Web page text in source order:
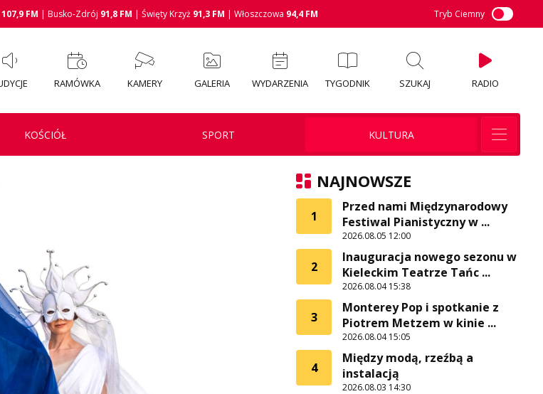
107,9 FM | Busko-Zdrój 91,8 FM | Święty Krzyż 91,3 FM | Włoszczowa 94,4 FM Tryb Ciemny
RAMÓWKA KAMERY GALERIA WYDARZENIA TYGODNIK SZUKAJ RADIO
KOŚCIÓŁ SPORT KULTURA
NAJNOWSZE
1
Przed nami Międzynarodowy
Festiwal Pianistyczny w ...
2026.08.05 12:00
2
Inauguracja nowego sezonu w
Kieleckim Teatrze Tańc ...
2026.08.04 15:38
3
Monterey Pop i spotkanie z
Piotrem Metzem w kinie ...
2026.08.04 15:05
4
Między modą, rzeźbą a
instalacją
2026.08.03 14:30